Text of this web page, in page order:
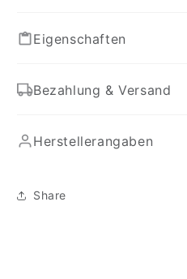
Eigenschaften
Bezahlung & Versand
Herstellerangaben
Share